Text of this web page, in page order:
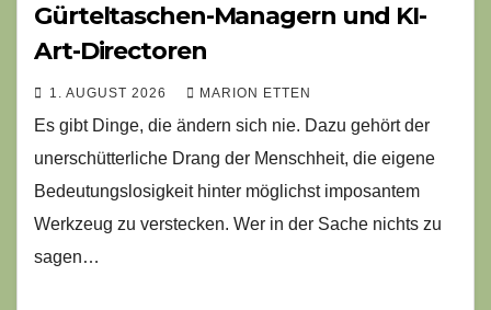
Gürteltaschen-Managern und KI-
Art-Directoren
1. AUGUST 2026 MARION ETTEN
Es gibt Dinge, die ändern sich nie. Dazu gehört der
unerschütterliche Drang der Menschheit, die eigene
Bedeutungslosigkeit hinter möglichst imposantem
Werkzeug zu verstecken. Wer in der Sache nichts zu
sagen…